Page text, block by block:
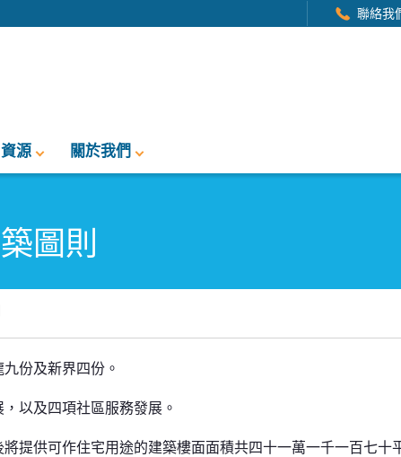
聯絡我
資源 關於我們
圖則
份及新界四份。
以及四項社區服務發展。
提供可作住宅用途的建築樓面面積共四十一萬一千一百七十